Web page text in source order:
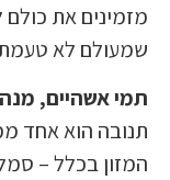
מזמינים את
שמעולם לא
תמי אשהיים,
תנובה הוא אחד
המזון בכלל –